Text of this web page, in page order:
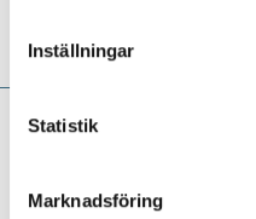
Inställningar
Statistik
Marknadsföring
att pröva vingarna.
Niclas Fohlin:
plocka upp pennan!